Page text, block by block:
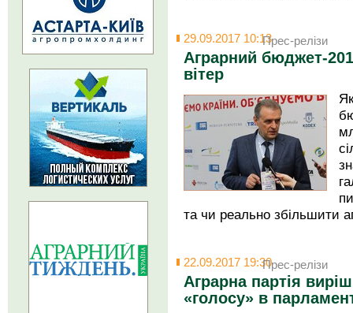
29.09.2017 10:13Прес-релізи
Аграрний бюджет-
вітер
та чи реально збільшити
22.09.2017 19:30Прес-релізи
Аграрна партія
«голосу» в